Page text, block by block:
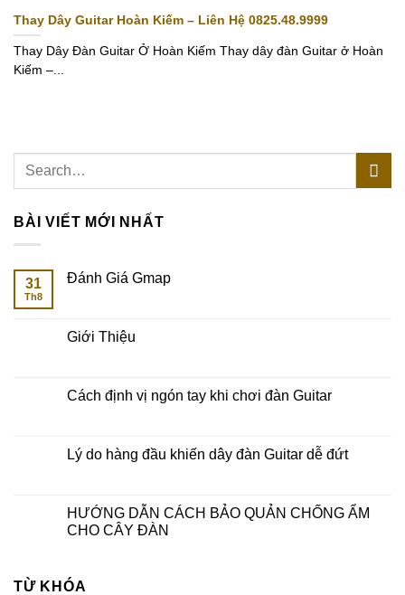
BÀI VIẾT MỚI NHẤT
31
Th8
Đánh Giá Gmap
Giới Thiệu
Cách định vị ngón tay khi chơi đàn Guitar
Lý do hàng đầu khiến dây đàn Guitar dễ đứt
HƯỚNG DẪN CÁCH BẢO QUẢN CHỐNG ẨM
CHO CÂY ĐÀN
TỪ KHÓA
Thay Dây Guitar Hoàn Kiếm – Liên Hệ 0825.48.9999
Thay Dây Đàn Guitar Ở Hoàn Kiếm Thay dây đàn Guitar ở Hoàn
Kiếm –...